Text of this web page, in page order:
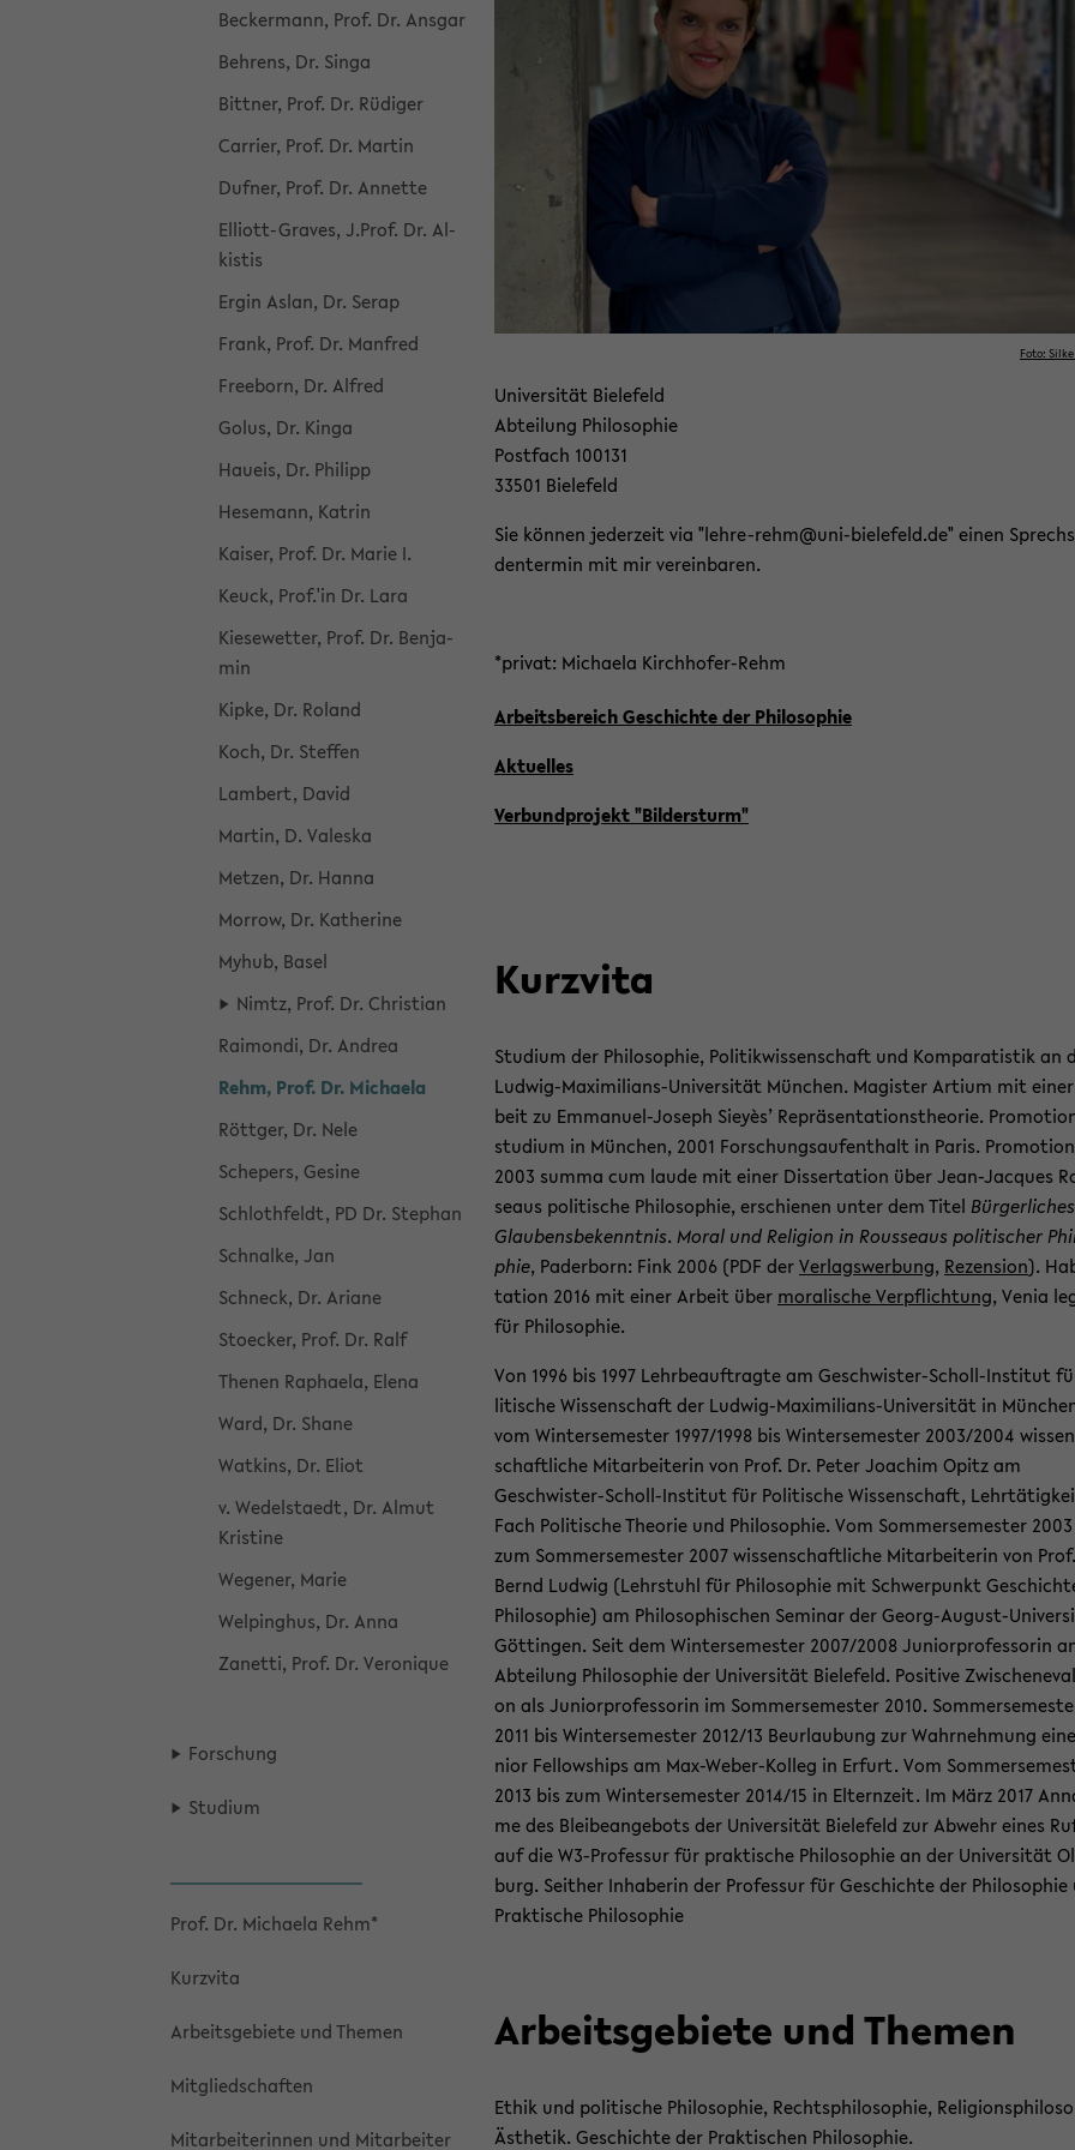
Be­cker­mann, Prof. Dr. Ans­gar
Beh­rens, Dr. Singa
Bitt­ner, Prof. Dr. Rü­di­ger
Car­ri­er, Prof. Dr. Mar­tin
Duf­ner, Prof. Dr. An­net­te
Elliott-​Graves, J.Prof. Dr. Al­
kis­tis
Ergin Aslan, Dr. Serap
Frank, Prof. Dr. Man­fred
Free­born, Dr. Al­fred
Golus, Dr. Kinga
Hau­eis, Dr. Phil­ipp
Hese­mann, Kat­rin
Kai­ser, Prof. Dr. Marie I.
Keuck, Prof.'in Dr. Lara
Kie­se­wet­ter, Prof. Dr. Ben­ja­
min
Kipke, Dr. Ro­land
Koch, Dr. Stef­fen
Lam­bert, David
Mar­tin, D. Val­es­ka
Met­zen, Dr. Hanna
Mor­row, Dr. Ka­the­ri­ne
Myhub, Basel
Nimtz, Prof. Dr. Chris­ti­an
Rai­mon­di, Dr. An­drea
Rehm, Prof. Dr. Mi­chae­la
Rött­ger, Dr. Nele
Sche­pers, Ge­si­ne
Schloth­feldt, PD Dr. Ste­phan
Schnal­ke, Jan
Schneck, Dr. Aria­ne
Sto­ecker, Prof. Dr. Ralf
The­nen Ra­phae­la, Elena
Ward, Dr. Shane
Wat­kins, Dr. Eliot
v. We­del­sta­edt, Dr. Almut
Kris­ti­ne
We­ge­ner, Marie
Wel­ping­hus, Dr. Anna
Za­net­ti, Prof. Dr. Ve­ro­ni­que
For­schung
Stu­di­um
Prof. Dr. Mi­chae­la Rehm*
Kurz­vi­ta
Ar­beits­ge­bie­te und The­men
Mit­glied­schaf­ten
Mit­ar­bei­te­rin­nen und Mit­ar­bei­ter
Foto:
Uni­ver­si­tät Bie­le­feld
Ab­tei­lung Phi­lo­so­phie
Post­fach 100131
33501 Bie­le­feld
Sie kön­nen je­der­zeit via "lehre-​rehm@uni-​bielefeld.de" einen
den­ter­min mit mir ver­ein­ba­ren.
*pri­vat: Mi­chae­la Kirchhofer-​Rehm
Ar­beits­be­reich Ge­schich­te der Phi­lo­so­phie
Ak­tu­el­les
Ver­bund­pro­jekt "Bil­der­sturm"
Kurz­vi­ta
Stu­di­um der Phi­lo­so­phie, Po­li­tik­wis­sen­schaft und Kom­pa­ra­tis­tik an
Ludwig-​Maximilians-Universität Mün­chen. Ma­gis­ter Ar­ti­um mit
beit zu Emmanuel-​Joseph Sieyès’ Re­prä­sen­ta­ti­ons­theo­rie.
stu­di­um in Mün­chen, 2001 For­schungs­auf­ent­halt in Paris. Pro­mo­ti­on
2003 summa cum laude mit einer Dis­ser­ta­ti­on über Jean-​Jacques
se­aus po­li­ti­sche Phi­lo­so­phie, er­schie­nen unter dem Titel Bür­ger­li­ches
Glau­bens­be­kennt­nis. Moral und Re­li­gi­on in Rous­se­aus po­li­ti­scher
phie, Pa­der­born: Fink 2006 (PDF derVer­lags­wer­bung, Re­zen­si­on).
ta­ti­on 2016 mit einer Ar­beit über mo­ra­li­sche Ver­pflich­tung, Venia
für Phi­lo­so­phie.
Von 1996 bis 1997 Lehr­be­auf­trag­te am Geschwister-​Scholl-Institut
li­ti­sche Wis­sen­schaft der Ludwig-​Maximilians-Universität in
vom Win­ter­se­mes­ter 1997/1998 bis Win­ter­se­mes­ter 2003/2004
schaft­li­che Mit­ar­bei­te­rin von Prof. Dr. Peter Joa­chim Opitz am
Geschwister-​Scholl-Institut für Po­li­ti­sche Wis­sen­schaft,
Fach Po­li­ti­sche Theo­rie und Phi­lo­so­phie. Vom Som­mer­se­mes­ter
zum Som­mer­se­mes­ter 2007 wis­sen­schaft­li­che Mit­ar­bei­te­rin von
Bernd Lud­wig (Lehr­stuhl für Phi­lo­so­phie mit Schwer­punkt
Phi­lo­so­phie) am Phi­lo­so­phi­schen Se­mi­nar der Georg-​August-
Göt­tin­gen. Seit dem Win­ter­se­mes­ter 2007/2008 Ju­ni­or­pro­fes­so­rin
Ab­tei­lung Phi­lo­so­phie der Uni­ver­si­tät Bie­le­feld. Po­si­ti­ve
on als Ju­ni­or­pro­fes­so­rin im Som­mer­se­mes­ter 2010.
2011 bis Win­ter­se­mes­ter 2012/13 Be­ur­lau­bung zur Wahr­neh­mung
ni­or Fel­low­ships am Max-​Weber-Kolleg in Er­furt. Vom
2013 bis zum Win­ter­se­mes­ter 2014/15 in El­tern­zeit. Im März 2017
me des Blei­be­an­ge­bots der Uni­ver­si­tät Bie­le­feld zur Ab­wehr eines
auf die W3-​Professur für prak­ti­sche Phi­lo­so­phie an der Uni­ver­si­tät
burg. Seit­her In­ha­be­rin der Pro­fes­sur für Ge­schich­te der Phi­lo­so­phie
Prak­ti­sche Phi­lo­so­phie
Ar­beits­ge­bie­te und The­men
Ethik und po­li­ti­sche Phi­lo­so­phie, Rechts­phi­lo­so­phie,
Äs­the­tik. Ge­schich­te der Prak­ti­schen Phi­lo­so­phie.